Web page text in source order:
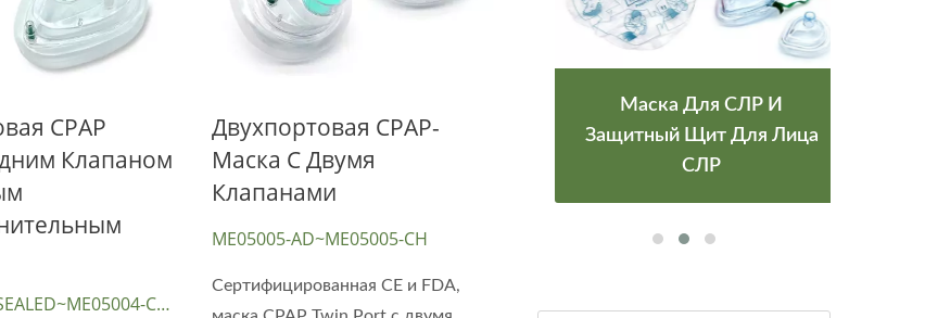
CPAP
Клапаном
CH-
Двухпортовая CPAP-
Маска С Двумя
Клапанами
ME05005-AD~ME05005-CH
Сертифицированная CE и FDA,
Маска CPAP
Маска Для СЛР И
Защитный Щит Для Лица
СЛР